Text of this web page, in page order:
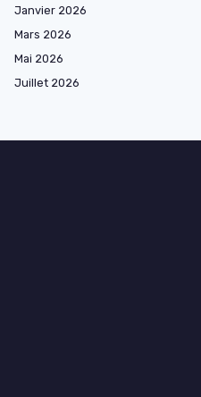
Janvier 2026
Mars 2026
Mai 2026
Juillet 2026